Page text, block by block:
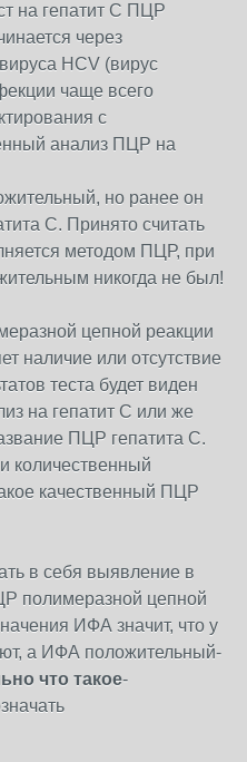
на гепатит С ПЦР
через
HСV (вирус
чаще всего
с
анализ ПЦР на
но ранее он
С. Принято считать
методом ПЦР, при
никогда не был!
цепной реакции
наличие или отсутствие
теста будет виден
на гепатит С или же
ПЦР гепатита С.
количественный
качественный ПЦР
в себя выявление в
полимеразной цепной
ИФА значит, что у
а ИФА положительный-
что такое-